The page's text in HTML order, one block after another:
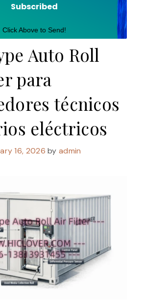
Subscribed
Click Above to Send!
Auto Roll
para
técnicos
eléctricos
16, 2026 byadmin